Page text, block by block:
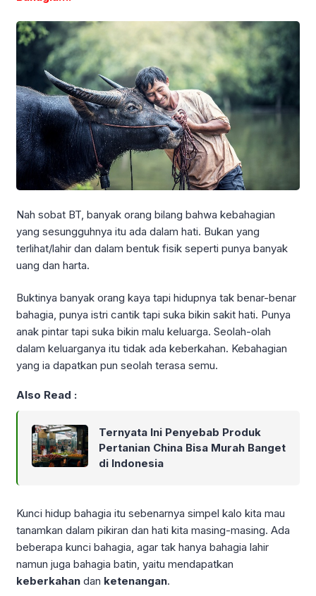
Nah sobat BT, banyak orang bilang bahwa kebahagian
yang sesungguhnya itu ada dalam hati. Bukan yang
terlihat/lahir dan dalam bentuk fisik seperti punya banyak
uang dan harta.
Buktinya banyak orang kaya tapi hidupnya tak benar-benar
bahagia, punya istri cantik tapi suka bikin sakit hati. Punya
anak pintar tapi suka bikin malu keluarga. Seolah-olah
dalam keluarganya itu tidak ada keberkahan. Kebahagian
yang ia dapatkan pun seolah terasa semu.
Also Read :
Ternyata Ini Penyebab Produk
Pertanian China Bisa Murah Banget
di Indonesia
Kunci hidup bahagia itu sebenarnya simpel kalo kita mau
tanamkan dalam pikiran dan hati kita masing-masing. Ada
beberapa kunci bahagia, agar tak hanya bahagia lahir
namun juga bahagia batin, yaitu mendapatkan
keberkahan dan ketenangan.